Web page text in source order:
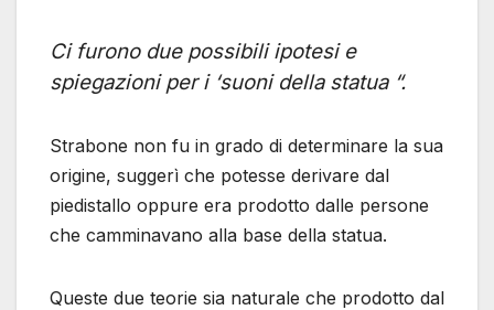
Ci furono due possibili ipotesi e
spiegazioni per i ‘suoni della statua “.
Strabone non fu in grado di determinare la sua
origine, suggerì che potesse derivare dal
piedistallo oppure era prodotto dalle persone
che camminavano alla base della statua.
Queste due teorie sia naturale che prodotto dal